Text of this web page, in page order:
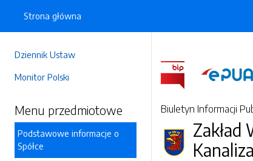
Dziennik Ustaw
Monitor Polski
Menu przedmiotowe
Podstawowe informacje o
Spółce
Strona główna
Biuletyn Informacji
Zakład